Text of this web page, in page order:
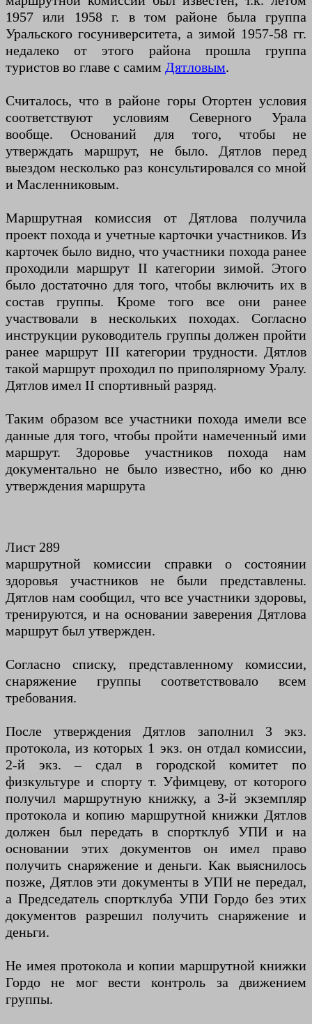
1957 или 1958 г. в том районе была группа
Уральского госуниверситета, а зимой 1957-58 гг.
недалеко от этого района прошла группа
туристов во главе с самим Дятловым.
Считалось, что в районе горы Отортен условия
соответствуют условиям Северного Урала
вообще. Оснований для того, чтобы не
утверждать маршрут, не было. Дятлов перед
выездом несколько раз консультировался со мной
и Масленниковым.
Маршрутная комиссия от Дятлова получила
проект похода и учетные карточки участников. Из
карточек было видно, что участники похода ранее
проходили маршрут II категории зимой. Этого
было достаточно для того, чтобы включить их в
состав группы. Кроме того все они ранее
участвовали в нескольких походах. Согласно
инструкции руководитель группы должен пройти
ранее маршрут III категории трудности. Дятлов
такой маршрут проходил по приполярному Уралу.
Дятлов имел II спортивный разряд.
Таким образом все участники похода имели все
данные для того, чтобы пройти намеченный ими
маршрут. Здоровье участников похода нам
документально не было известно, ибо ко дню
утверждения маршрута
Лист 289
маршрутной комиссии справки о состоянии
здоровья участников не были представлены.
Дятлов нам сообщил, что все участники здоровы,
тренируются, и на основании заверения Дятлова
маршрут был утвержден.
Согласно списку, представленному комиссии,
снаряжение группы соответствовало всем
требования.
После утверждения Дятлов заполнил 3 экз.
протокола, из которых 1 экз. он отдал комиссии,
2-й экз. – сдал в городской комитет по
физкультуре и спорту т. Уфимцеву, от которого
получил маршрутную книжку, а 3-й экземпляр
протокола и копию маршрутной книжки Дятлов
должен был передать в спортклуб УПИ и на
основании этих документов он имел право
получить снаряжение и деньги. Как выяснилось
позже, Дятлов эти документы в УПИ не передал,
а Председатель спортклуба УПИ Гордо без этих
документов разрешил получить снаряжение и
деньги.
Не имея протокола и копии маршрутной книжки
Гордо не мог вести контроль за движением
группы.